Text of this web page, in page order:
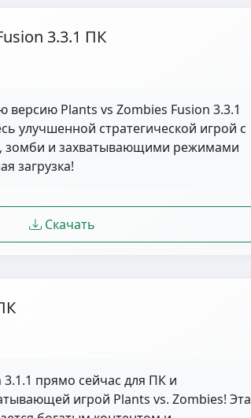
3.3.1 ПК
версию Plants vs Zombies Fusion 3.3.1
улучшенной стратегической игрой с
зомби и захватывающими режимами
загрузка!
Скачать
3.1.1 прямо сейчас для ПК и
игрой Plants vs. Zombies! Эта